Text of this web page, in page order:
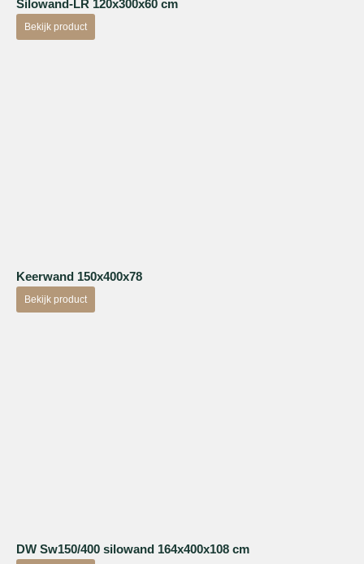
Silowand-LR 120x300x60 cm
Bekijk product
Keerwand 150x400x78
Bekijk product
DW Sw150/400 silowand 164x400x108 cm